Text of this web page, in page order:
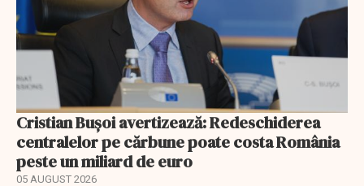
Cristian Bușoi avertizează: Redeschiderea
centralelor pe cărbune poate costa România
peste un miliard de euro
05 AUGUST 2026